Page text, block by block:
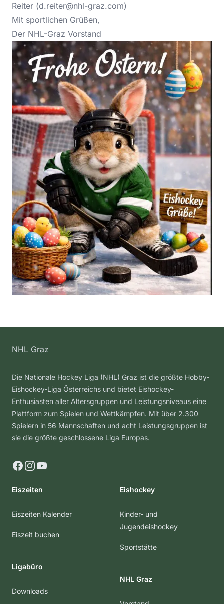
Reiter (d.reiter@nhl-graz.com)
Mit sportlichen Grüßen,
Der NHL-Graz Vorstand
NHL Graz
Die Nationale Hockey Liga (NHL) Graz ist die größte Hobby-
Eishockey-Liga Österreichs und bietet Eishockey-
Enthusiasten aller Altersgruppen und Leistungsniveaus eine
Plattform zum Spielen und Wettkämpfen. Mit über 2.300
Spielern in 56 Mannschaften und acht Leistungsgruppen ist
sie die größte geschlossene Liga Europas.
Facebook
Instagram
YouTube
Eiszeiten
Eiszeiten Kalender
Eiszeit buchen
Ligabüro
Downloads
Eishockey
Kinder- und
Jugendeishockey
Sportstätte
NHL Graz